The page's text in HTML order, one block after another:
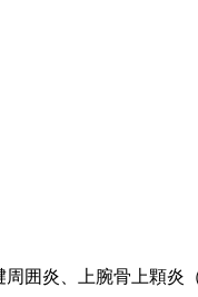
囲炎、上腕骨上顆炎